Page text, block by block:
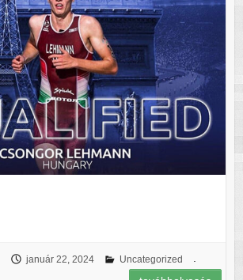
január 22, 2024 Uncategorized